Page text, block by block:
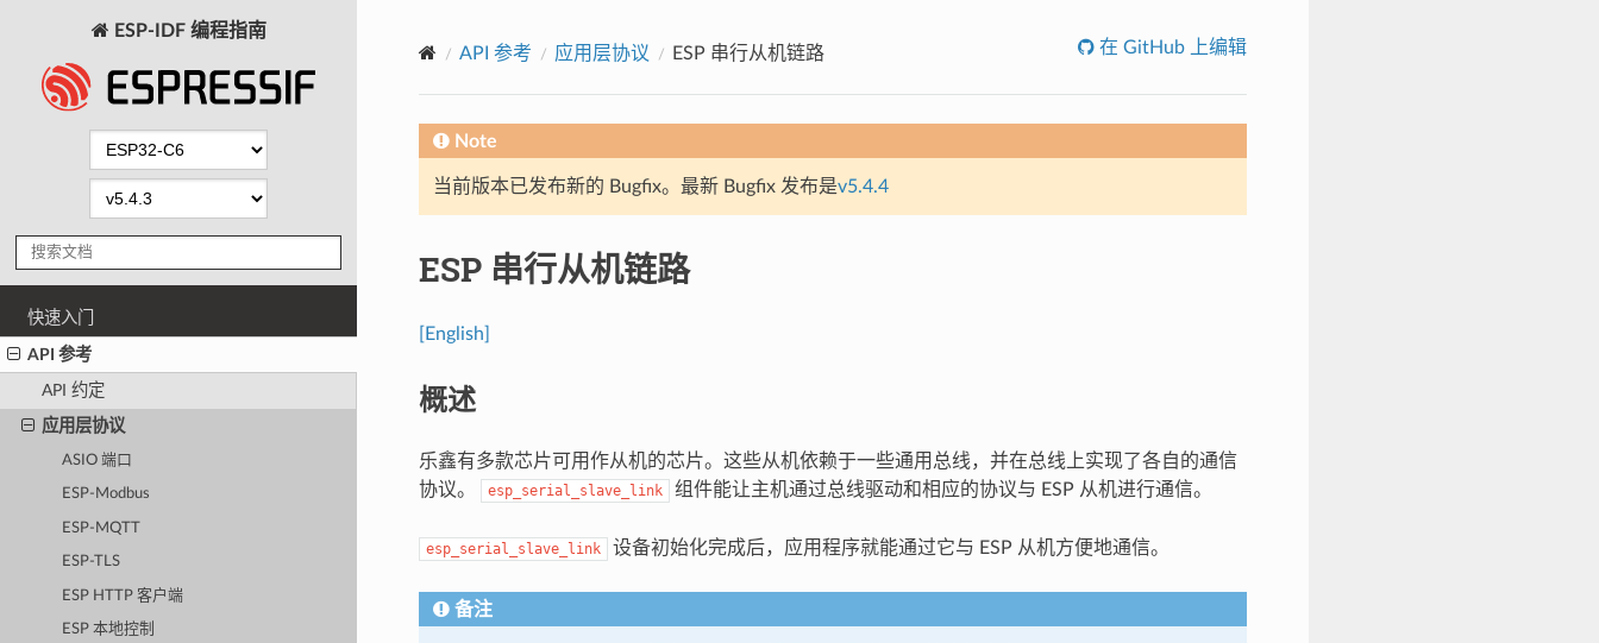
ESP-IDF 编程指南
快速入门
API 参考
API 约定
应用层协议
ASIO 端口
ESP-Modbus
ESP-MQTT
ESP-TLS
ESP HTTP 客户端
ESP 本地控制
API 参考 应用层协议 ESP 串行从机链路 在 GitHub 上编辑
Note
当前版本已发布新的 Bugfix。最新 Bugfix 发布是v5.4.4
ESP 串行从机链路
[English]
概述
乐鑫有多款芯片可用作从机的芯片。这些从机依赖于一些通用总线，并在总线上实现了各自的通信
协议。
esp_serial_slave_link 组件能让主机通过总线驱动和相应的协议与 ESP 从机进行通信。
esp_serial_slave_link 设备初始化完成后，应用程序就能通过它与 ESP 从机方便地通信。
备注